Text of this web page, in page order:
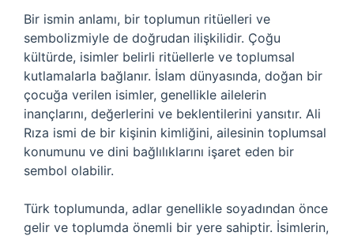
Bir ismin anlamı, bir toplumun ritüelleri ve
sembolizmiyle de doğrudan ilişkilidir. Çoğu
kültürde, isimler belirli ritüellerle ve toplumsal
kutlamalarla bağlanır. İslam dünyasında, doğan bir
çocuğa verilen isimler, genellikle ailelerin
inançlarını, değerlerini ve beklentilerini yansıtır. Ali
Rıza ismi de bir kişinin kimliğini, ailesinin toplumsal
konumunu ve dini bağlılıklarını işaret eden bir
sembol olabilir.
Türk toplumunda, adlar genellikle soyadından önce
gelir ve toplumda önemli bir yere sahiptir. İsimlerin,